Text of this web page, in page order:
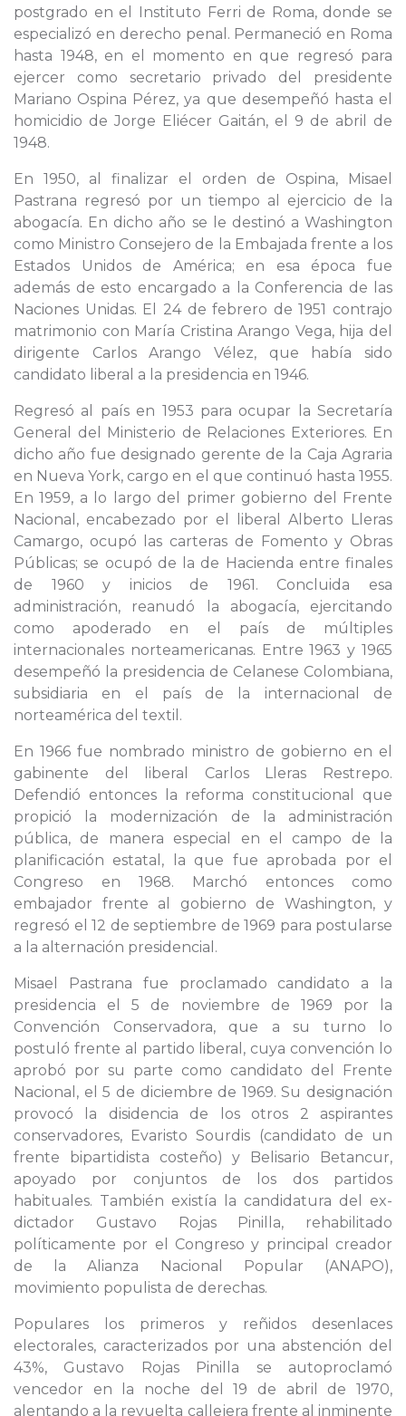
postgrado en el Instituto Ferri de Roma, donde se
especializó en derecho penal. Permaneció en Roma
hasta 1948, en el momento en que regresó para
ejercer como secretario privado del presidente
Mariano Ospina Pérez, ya que desempeñó hasta el
homicidio de Jorge Eliécer Gaitán, el 9 de abril de
1948.
En 1950, al finalizar el orden de Ospina, Misael
Pastrana regresó por un tiempo al ejercicio de la
abogacía. En dicho año se le destinó a Washington
como Ministro Consejero de la Embajada frente a los
Estados Unidos de América; en esa época fue
además de esto encargado a la Conferencia de las
Naciones Unidas. El 24 de febrero de 1951 contrajo
matrimonio con María Cristina Arango Vega, hija del
dirigente Carlos Arango Vélez, que había sido
candidato liberal a la presidencia en 1946.
Regresó al país en 1953 para ocupar la Secretaría
General del Ministerio de Relaciones Exteriores. En
dicho año fue designado gerente de la Caja Agraria
en Nueva York, cargo en el que continuó hasta 1955.
En 1959, a lo largo del primer gobierno del Frente
Nacional, encabezado por el liberal Alberto Lleras
Camargo, ocupó las carteras de Fomento y Obras
Públicas; se ocupó de la de Hacienda entre finales
de 1960 y inicios de 1961. Concluida esa
administración, reanudó la abogacía, ejercitando
como apoderado en el país de múltiples
internacionales norteamericanas. Entre 1963 y 1965
desempeñó la presidencia de Celanese Colombiana,
subsidiaria en el país de la internacional de
norteamérica del textil.
En 1966 fue nombrado ministro de gobierno en el
gabinente del liberal Carlos Lleras Restrepo.
Defendió entonces la reforma constitucional que
propició la modernización de la administración
pública, de manera especial en el campo de la
planificación estatal, la que fue aprobada por el
Congreso en 1968. Marchó entonces como
embajador frente al gobierno de Washington, y
regresó el 12 de septiembre de 1969 para postularse
a la alternación presidencial.
Misael Pastrana fue proclamado candidato a la
presidencia el 5 de noviembre de 1969 por la
Convención Conservadora, que a su turno lo
postuló frente al partido liberal, cuya convención lo
aprobó por su parte como candidato del Frente
Nacional, el 5 de diciembre de 1969. Su designación
provocó la disidencia de los otros 2 aspirantes
conservadores, Evaristo Sourdis (candidato de un
frente bipartidista costeño) y Belisario Betancur,
apoyado por conjuntos de los dos partidos
habituales. También existía la candidatura del ex-
dictador Gustavo Rojas Pinilla, rehabilitado
políticamente por el Congreso y principal creador
de la Alianza Nacional Popular (ANAPO),
movimiento populista de derechas.
Populares los primeros y reñidos desenlaces
electorales, caracterizados por una abstención del
43%, Gustavo Rojas Pinilla se autoproclamó
vencedor en la noche del 19 de abril de 1970,
alentando a la revuelta callejera frente al inminente